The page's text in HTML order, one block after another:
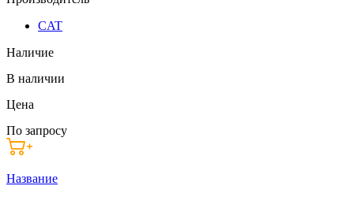
CAT
Наличие
В наличии
Цена
По запросу
Название